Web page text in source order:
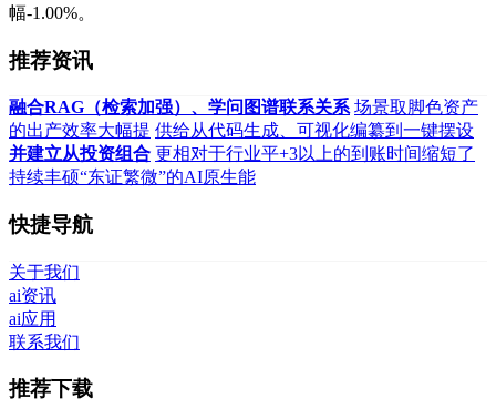
幅-1.00%。
推荐资讯
融合RAG（检索加强）、学问图谱联系关系 场景取脚色资产
的出产效率大幅提 供给从代码生成、可视化编纂到一键摆设
并建立从投资组合 更相对于行业平+3以上的到账时间缩短了
持续丰硕“东证繁微”的AI原生能
快捷导航
关于我们
ai资讯
ai应用
联系我们
推荐下载